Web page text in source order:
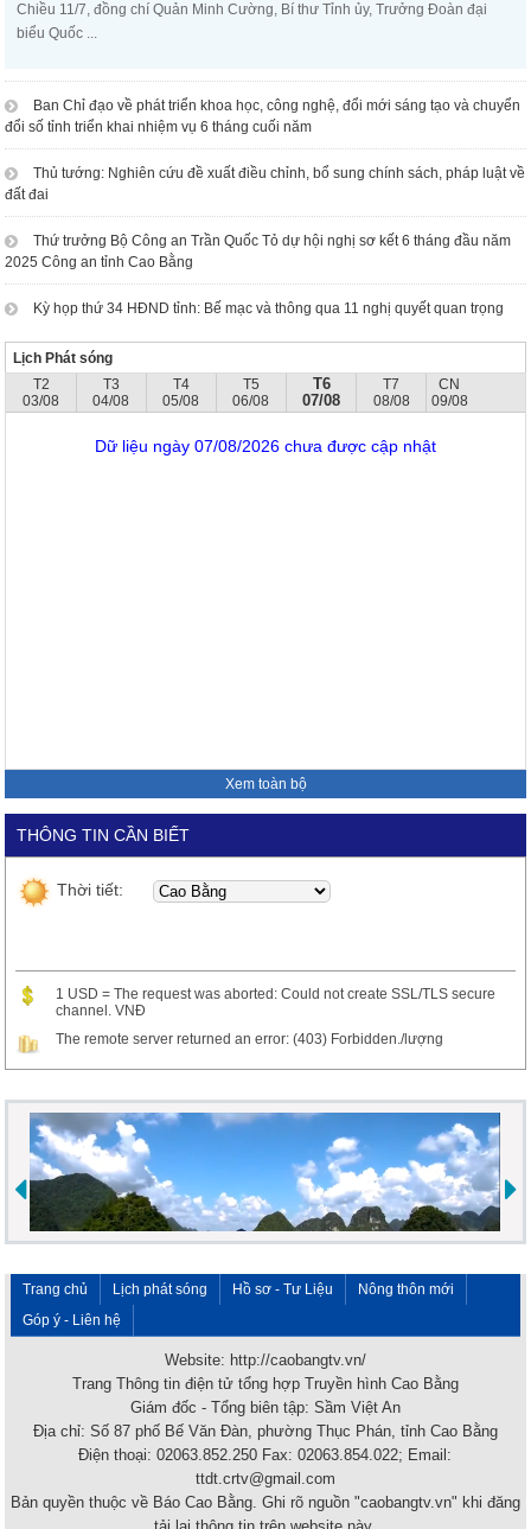
Chiều 11/7, đồng chí Quản Minh Cường, Bí thư Tỉnh ủy, Trưởng Đoàn đại
biểu Quốc ...
Ban Chỉ đạo về phát triển khoa học, công nghệ, đổi mới sáng tạo và chuyển
đổi số tỉnh triển khai nhiệm vụ 6 tháng cuối năm
Thủ tướng: Nghiên cứu đề xuất điều chỉnh, bổ sung chính sách, pháp luật về
đất đai
Thứ trưởng Bộ Công an Trần Quốc Tỏ dự hội nghị sơ kết 6 tháng đầu năm
2025 Công an tỉnh Cao Bằng
Kỳ họp thứ 34 HĐND tỉnh: Bế mạc và thông qua 11 nghị quyết quan trọng
Lịch Phát sóng
T2
03/08
T3
04/08
T4
05/08
T5
06/08
T6
07/08
T7
08/08
CN
09/08
Dữ liệu ngày 07/08/2026 chưa được cập nhật
Xem toàn bộ
THÔNG TIN CẦN BIẾT
Thời tiết:
1 USD = The request was aborted: Could not create SSL/TLS secure
channel. VNĐ
The remote server returned an error: (403) Forbidden./lượng
Trang chủ Lịch phát sóng Hồ sơ - Tư Liệu
Nông thôn mới
Góp ý - Liên hệ
Website: http://caobangtv.vn/
Trang Thông tin điện tử tổng hợp Truyền hình Cao Bằng
Giám đốc - Tổng biên tập: Sầm Việt An
Địa chỉ: Số 87 phố Bế Văn Đàn, phường Thục Phán, tỉnh Cao Bằng
Điện thoại: 02063.852.250 Fax: 02063.854.022; Email:
ttdt.crtv@gmail.com
Bản quyền thuộc về Báo Cao Bằng. Ghi rõ nguồn "caobangtv.vn" khi đăng